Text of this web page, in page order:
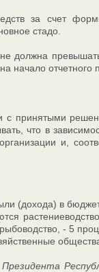
за счет
стадо.
должна
начало отчетного
с принятыми
что в
и,
(дохода) в
- 5